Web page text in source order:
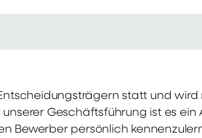
statt und wird
Geschäftsführung ist es
Bewerber persönlich